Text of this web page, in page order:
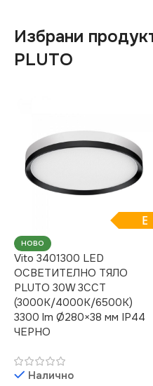
Избрани
PLUTO
E
НОВО
Vito 3401300 LED
ОСВЕТИТЕЛНО ТЯЛО
PLUTO 30W 3CCT
(3000K/4000K/6500K)
3300 lm Ø280×38 мм IP44
ЧЕРНО
Налично